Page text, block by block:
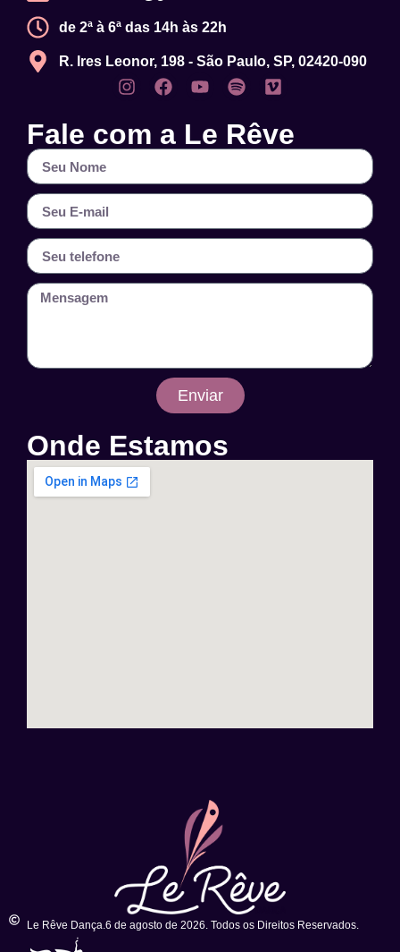
de 2ª à 6ª das 14h às 22h
R. Ires Leonor, 198 - São Paulo, SP, 02420-090
Fale com a Le Rêve
Enviar
Onde Estamos
Le Rêve Dança.6 de agosto de 2026. Todos os Direitos Reservados.